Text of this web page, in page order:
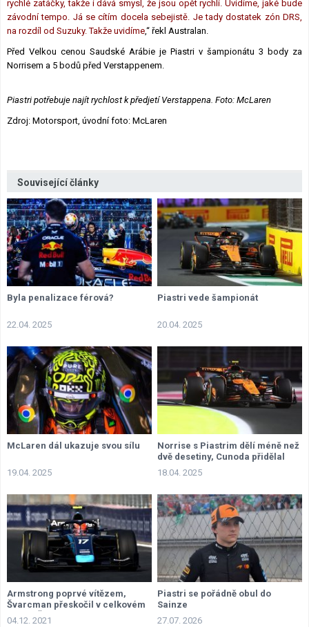
rychlé zatáčky, takže i dává smysl, že jsou opět rychlí. Uvidíme, jaké bude
závodní tempo. Já se cítím docela sebejistě. Je tady dostatek zón DRS,
na rozdíl od Suzuky. Takže uvidíme,“ řekl Australan.
Před Velkou cenou Saudské Arábie je Piastri v šampionátu 3 body za
Norrisem a 5 bodů před Verstappenem.
Piastri potřebuje najít rychlost k předjetí Verstappena. Foto: McLaren
Zdroj: Motorsport, úvodní foto: McLaren
Související články
Byla penalizace férová?
22.04. 2025
Piastri vede šampionát
20.04. 2025
McLaren dál ukazuje svou sílu
19.04. 2025
Norrise s Piastrim dělí méně než
dvě desetiny, Cunoda přidělal
mechanikům práci
18.04. 2025
Armstrong poprvé vítězem,
Švarcman přeskočil v celkovém
pořadí Žoua
04.12. 2021
Piastri se pořádně obul do
Sainze
27.07. 2026